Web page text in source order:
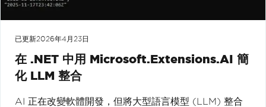
已更新2026年4月23日
在 .NET 中用 Microsoft.Extensions.AI 簡
化 LLM 整合
AI 正在改變軟體開發，但將大型語言模型 (LLM) 整合